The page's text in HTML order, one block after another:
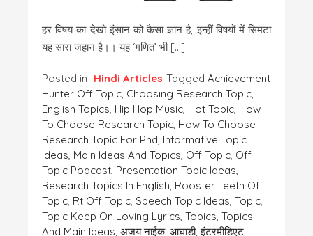
हर विषय का देखो इंसान को कैसा ज्ञान है, इन्हीं विषयों में सिमटा
यह सारा जहान है।। यह ‘गणित’ भी […]
Posted in Hindi Articles Tagged Achievement
Hunter Off Topic, Choosing Research Topic,
English Topics, Hip Hop Music, Hot Topic, How
To Choose Research Topic, How To Choose
Research Topic For Phd, Informative Topic
Ideas, Main Ideas And Topics, Off Topic, Off
Topic Podcast, Presentation Topic Ideas,
Research Topics In English, Rooster Teeth Off
Topic, Rt Off Topic, Speech Topic Ideas, Topic,
Topic Keep On Loving Lyrics, Topics, Topics
And Main Ideas, अजय नाईक, आघाडी,इंटरमीडिएट,